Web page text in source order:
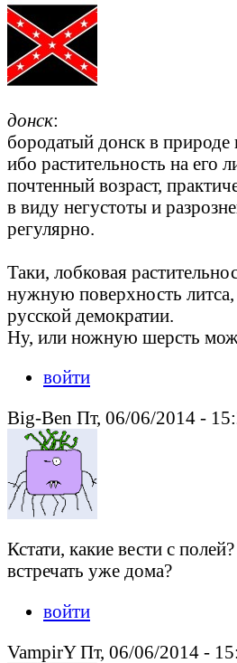
донск:
бородатый донск в природе
ибо растительность на его
почтенный возраст,
в виду негустоты и
регулярно.
Таки, лобковая
нужную поверхность литса,
русской демократии.
Ну, или ножную шерсть
войти
Big-Ben Пт, 06/06/2014 -
Кстати, какие вести с
встречать уже дома?
войти
VampirY Пт, 06/06/2014 -